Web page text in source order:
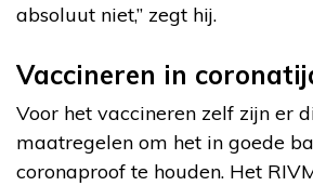
absoluut niet,” zegt hij.
Vaccineren in
Voor het vaccineren zelf zijn er
maatregelen om het in goede
coronaproof te houden. Het